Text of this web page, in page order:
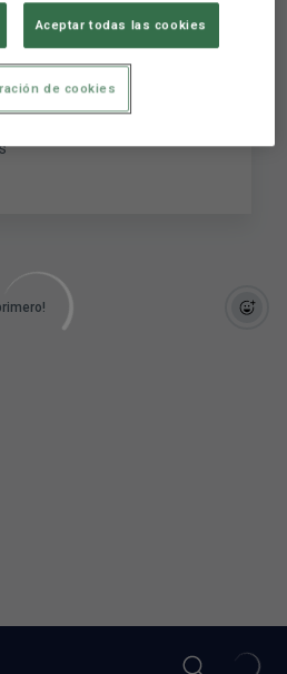
como la Copa de España el
Aceptar todas las cookies
de cookies